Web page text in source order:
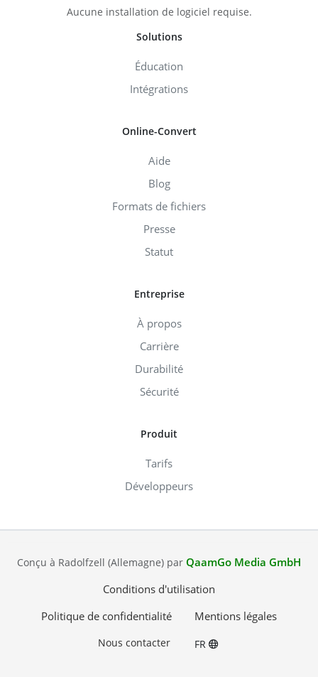
Aucune installation de logiciel requise.
Solutions
Éducation
Intégrations
Online-Convert
Aide
Blog
Formats de fichiers
Presse
Statut
Entreprise
À propos
Carrière
Durabilité
Sécurité
Produit
Tarifs
Développeurs
Conçu à Radolfzell (Allemagne) par QaamGo Media GmbH
Conditions d'utilisation
Politique de confidentialité
Mentions légales
Nous contacter FR